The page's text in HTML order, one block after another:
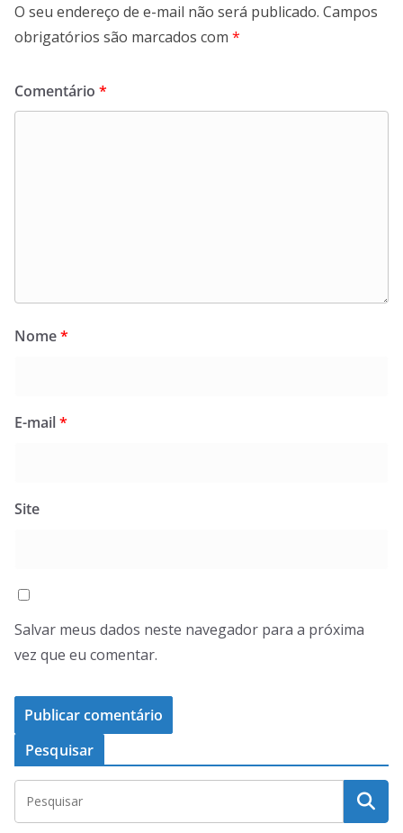
O seu endereço de e-mail não será publicado. Campos
obrigatórios são marcados com *
Comentário *
Nome*
E-mail*
Site
Salvar meus dados neste navegador para a próxima
vez que eu comentar.
Pesquisar